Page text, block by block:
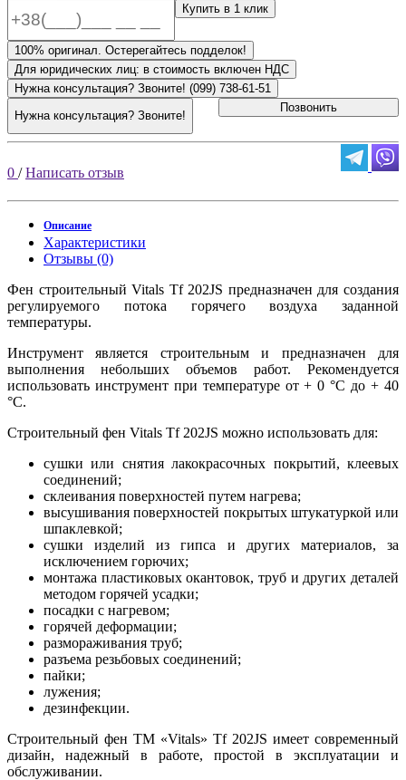
Купить в 1 клик
100% оригинал. Остерегайтесь подделок!
Для юридических лиц: в стоимость включен НДС
Нужна консультация? Звоните! (099) 738-61-51
Нужна консультация? Звоните!
Позвонить
0 /Написать отзыв
Описание
Характеристики
Отзывы (0)
Фен строительный Vitals Tf 202JS предназначен для создания
регулируемого потока горячего воздуха заданной
температуры.
Инструмент является строительным и предназначен для
выполнения небольших объемов работ. Рекомендуется
использовать инструмент при температуре от + 0 °С до + 40
°С.
Строительный фен Vitals Tf 202JS можно использовать для:
сушки или снятия лакокрасочных покрытий, клеевых
соединений;
склеивания поверхностей путем нагрева;
высушивания поверхностей покрытых штукатуркой или
шпаклевкой;
сушки изделий из гипса и других материалов, за
исключением горючих;
монтажа пластиковых окантовок, труб и других деталей
методом горячей усадки;
посадки с нагревом;
горячей деформации;
размораживания труб;
разъема резьбовых соединений;
пайки;
лужения;
дезинфекции.
Строительный фен ТМ «Vitals» Tf 202JS имеет современный
дизайн, надежный в работе, простой в эксплуатации и
обслуживании.